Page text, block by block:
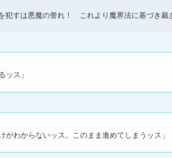
すは悪魔の誉れ！ これより魔界法に基づき裁
ッス」
わからないッス。このまま進めてしまうッス」